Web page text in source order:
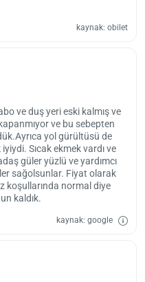
kaynak: obilet
ve duş yeri eski kalmış ve
ve bu sebepten
yol gürültüsü de
Sıcak ekmek vardı ve
güler yüzlü ve yardımcı
sağolsunlar. Fiyat olarak
koşullarında normal diye
kaldık.
kaynak: google